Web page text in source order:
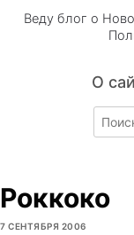
Веду блог о
О
Search
for:
Роккоко
7 СЕНТЯБРЯ 2006